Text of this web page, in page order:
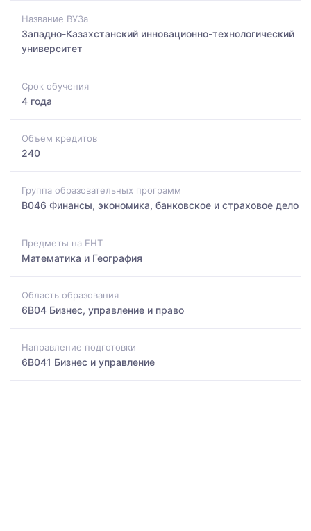
Название ВУЗа
Западно-Казахстанский инновационно-технологический
университет
Срок обучения
4 года
Объем кредитов
240
Группа образовательных программ
B046 Финансы, экономика, банковское и страховое дело
Предметы на ЕНТ
Математика и География
Область образования
6B04 Бизнес, управление и право
Направление подготовки
6B041 Бизнес и управление